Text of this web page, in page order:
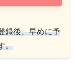
録後、早めに予
。